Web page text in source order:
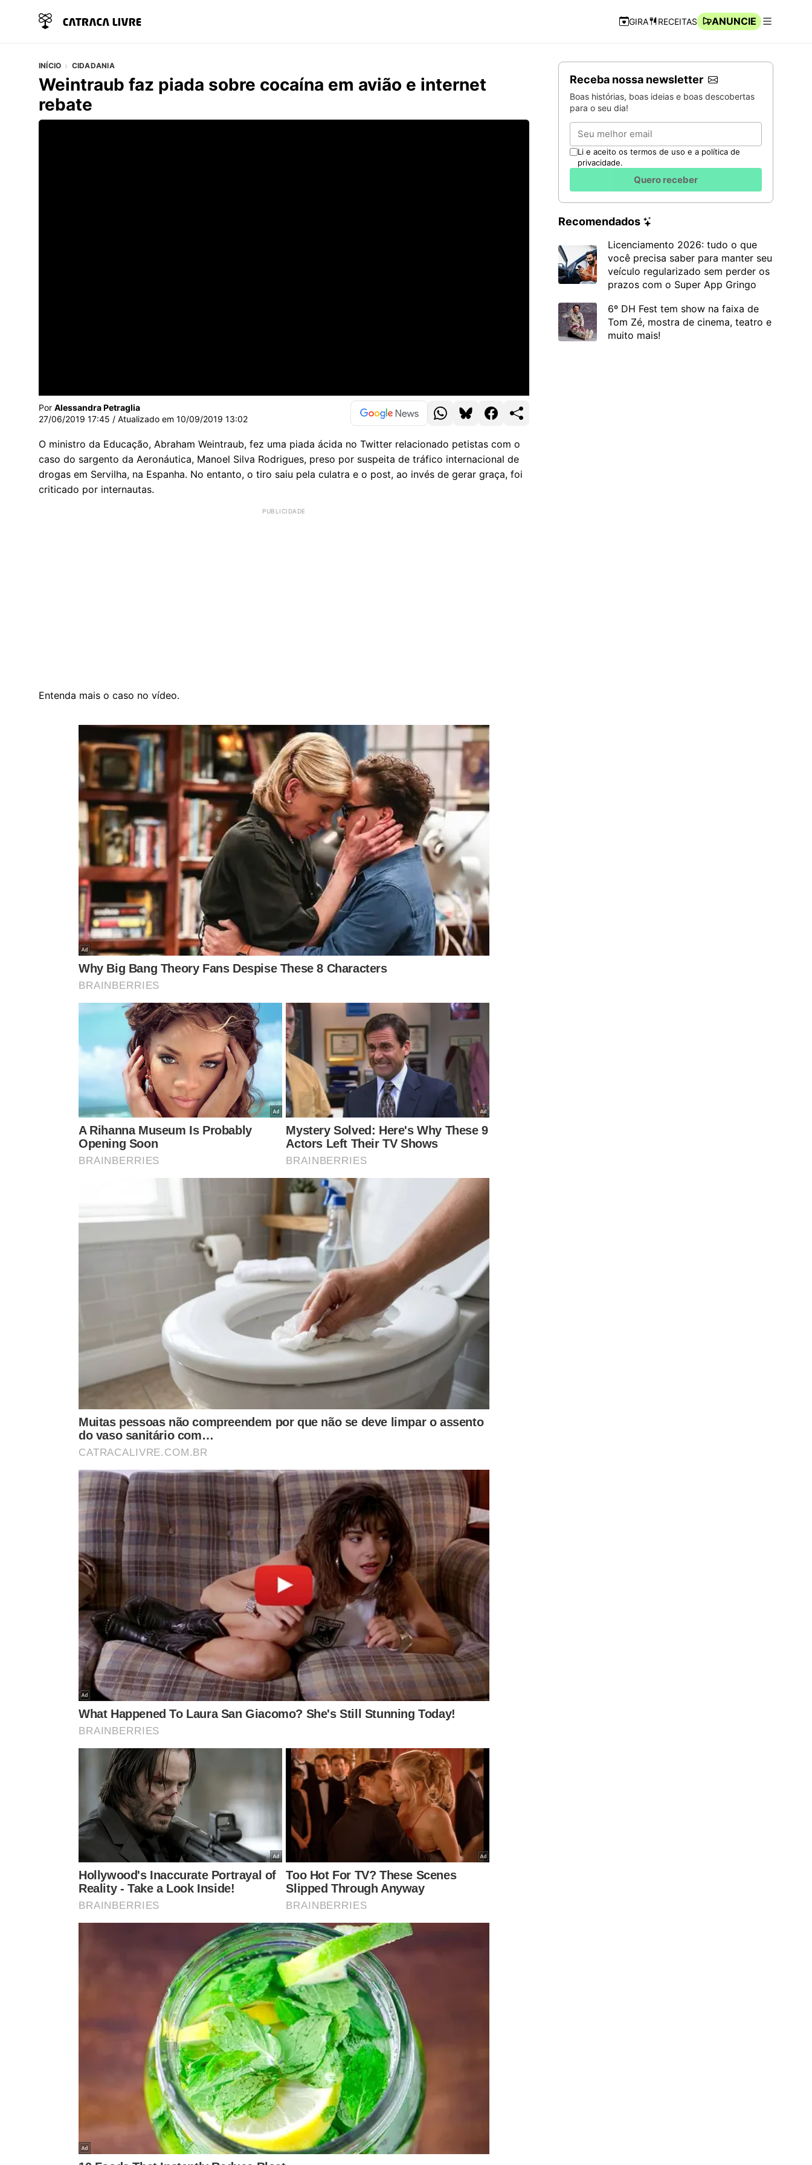
Navegação Rápida
GIRA RECEITAS
ANUNCIE
INÍCIO CIDADANIA
Weintraub faz piada sobre cocaína em avião e internet
rebate
Vídeo do artigo
Por Alessandra Petraglia
27/06/2019 17:45 / Atualizado em 10/09/2019 13:02
O ministro da Educação, Abraham Weintraub, fez uma piada ácida no Twitter relacionado petistas com o
caso do sargento da Aeronáutica, Manoel Silva Rodrigues, preso por suspeita de tráfico internacional de
drogas em Servilha, na Espanha. No entanto, o tiro saiu pela culatra e o post, ao invés de gerar graça, foi
criticado por internautas.
Entenda mais o caso no vídeo.
Receba nossa newsletter
Boas histórias, boas ideias e boas descobertas
para o seu dia!
Email
Li e aceito os termos de uso e a política de
privacidade.
Quero receber
Recomendados
Licenciamento 2026: tudo o que
você precisa saber para manter seu
veículo regularizado sem perder os
prazos com o Super App Gringo
6º DH Fest tem show na faixa de
Tom Zé, mostra de cinema, teatro e
muito mais!